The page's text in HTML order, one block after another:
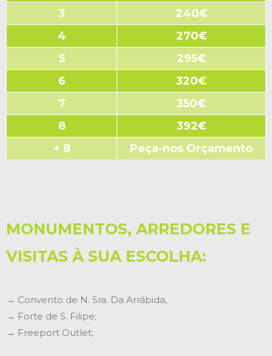
3
240€
4
270€
5
295€
6
320€
7
350€
8
392€
+ 8
Peça-nos Orçamento
MONUMENTOS, ARREDORES E
VISITAS À SUA ESCOLHA:
→ Convento de N. Sra. Da Arrábida,
→ Forte de S. Filipe;
→ Freeport Outlet;